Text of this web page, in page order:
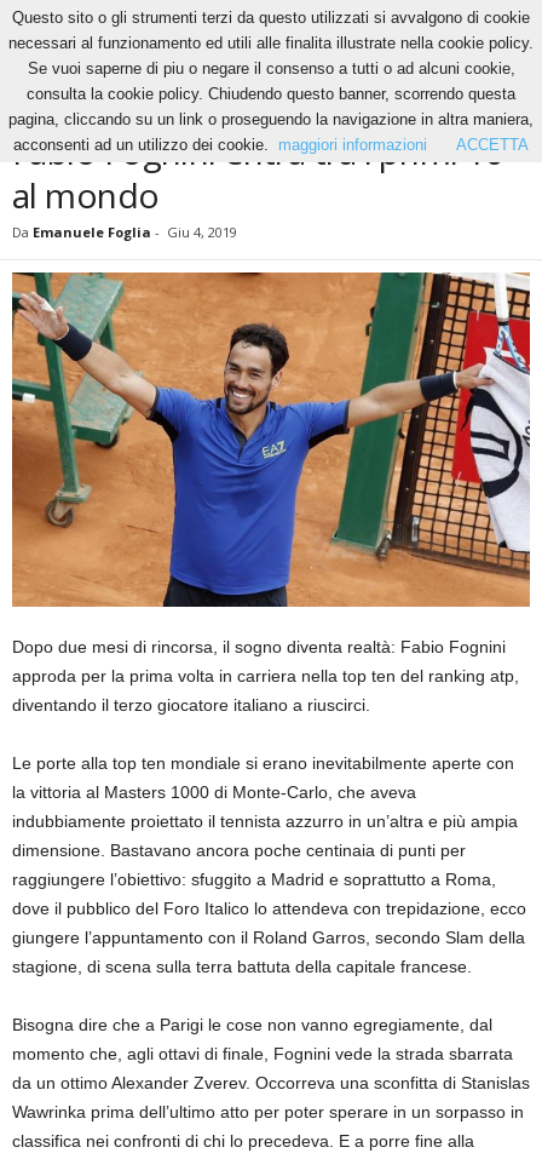
Tennis Fabio Fognini entra tra i primi 10 al mondo
TENNIS
Fabio Fognini entra tra i primi 10
al mondo
Da Emanuele Foglia - Giu 4, 2019
Dopo due mesi di rincorsa, il sogno diventa realtà: Fabio Fognini
approda per la prima volta in carriera nella top ten del ranking atp,
diventando il terzo giocatore italiano a riuscirci.
Le porte alla top ten mondiale si erano inevitabilmente aperte con
la vittoria al Masters 1000 di Monte-Carlo, che aveva
indubbiamente proiettato il tennista azzurro in un’altra e più ampia
dimensione. Bastavano ancora poche centinaia di punti per
raggiungere l’obiettivo: sfuggito a Madrid e soprattutto a Roma,
dove il pubblico del Foro Italico lo attendeva con trepidazione, ecco
giungere l’appuntamento con il Roland Garros, secondo Slam della
stagione, di scena sulla terra battuta della capitale francese.
Bisogna dire che a Parigi le cose non vanno egregiamente, dal
momento che, agli ottavi di finale, Fognini vede la strada sbarrata
da un ottimo Alexander Zverev. Occorreva una sconfitta di Stanislas
Wawrinka prima dell’ultimo atto per poter sperare in un sorpasso in
classifica nei confronti di chi lo precedeva. E a porre fine alla
Questo sito o gli strumenti terzi da questo utilizzati si avvalgono di cookie
necessari al funzionamento ed utili alle finalita illustrate nella cookie policy.
Se vuoi saperne di piu o negare il consenso a tutti o ad alcuni cookie,
consulta la cookie policy. Chiudendo questo banner, scorrendo questa
pagina, cliccando su un link o proseguendo la navigazione in altra maniera,
acconsenti ad un utilizzo dei cookie.
maggiori informazioni ACCETTA